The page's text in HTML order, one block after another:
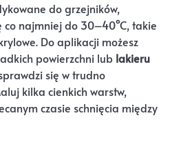
do grzejników,
najmniej do 30–40°C, takie
Do aplikacji możesz
powierzchni lub lakieru
się w trudno
kilka cienkich warstw,
czasie schnięcia między